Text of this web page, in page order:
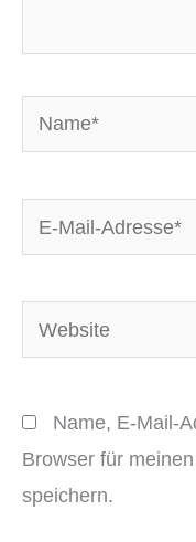
Name*
E-
Mail-
Website
Name, E-Mail-
Browser für
speichern.